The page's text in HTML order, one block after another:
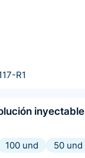
R1
inyectable
100 und
50 und